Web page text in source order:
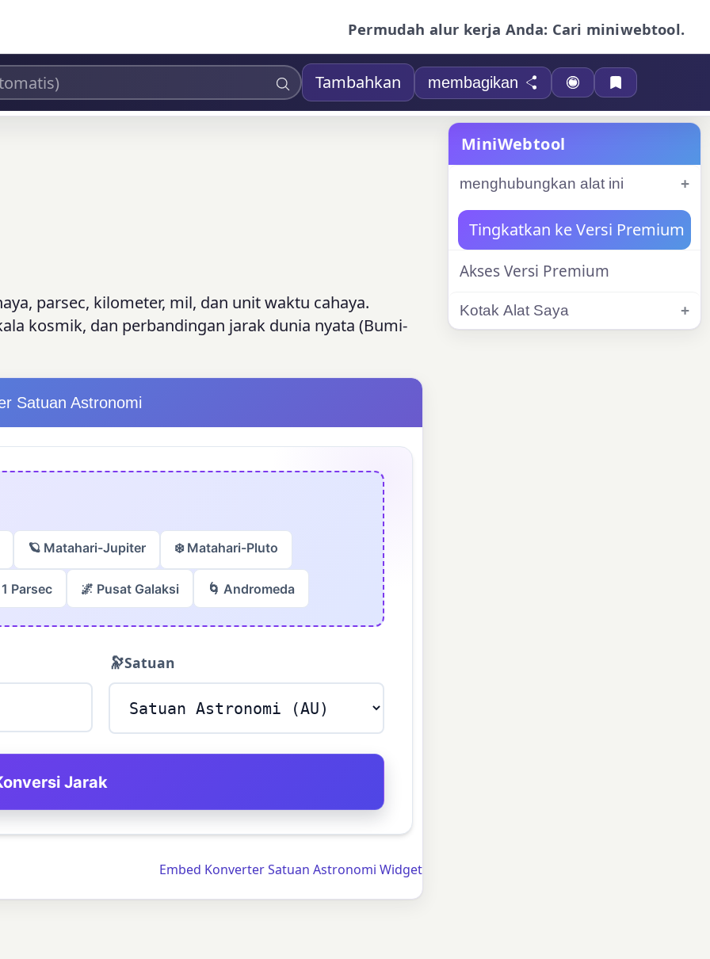
Permudah alur kerja Anda: Cari miniwebtool.
Tambahkan membagikan
parsec, kilometer, mil, dan unit waktu cahaya.
kosmik, dan perbandingan jarak dunia nyata (Bumi-
Satuan Astronomi
🪐 Matahari-Jupiter ❄️ Matahari-Pluto
Parsec 🌌 Pusat Galaksi 🌀 Andromeda
🔭Satuan
Jarak
Embed Konverter Satuan Astronomi Widget
MiniWebtool
menghubungkan alat ini
Tingkatkan ke Versi Premium
Akses Versi Premium
Kotak Alat Saya